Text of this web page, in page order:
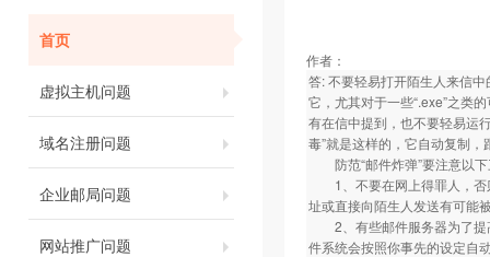
首页
虚拟主机问题
域名注册问题
企业邮局问题
网站推广问题
作者：
答: 不要轻易打开陌生人来信
它，尤其对于一些“.exe”之类
有在信中提到，也不要轻易运
毒”就是这样的，它自动复制，
防范“邮件炸弹”要注意以下
1、不要在网上得罪人，否
址或直接向陌生人发送有可能
2、有些邮件服务器为了提
件系统会按照你事先的设定自